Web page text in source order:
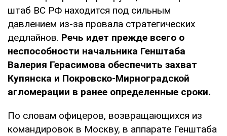
штаб ВС РФ находится под сильным
давлением из-за провала стратегических
дедлайнов. Речь идет прежде всего о
неспособности начальника Генштаба
Валерия Герасимова обеспечить захват
Купянска и Покровско-Мирноградской
агломерации в ранее определенные сроки.
По словам офицеров, возвращающихся из
командировок в Москву, в аппарате Генштаба